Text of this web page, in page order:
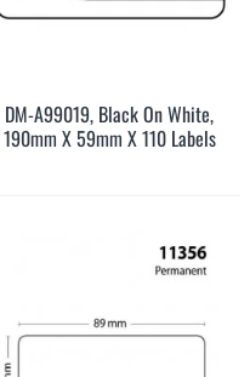
DM-A99019, Black On White,
190mm X 59mm X 110 Labels